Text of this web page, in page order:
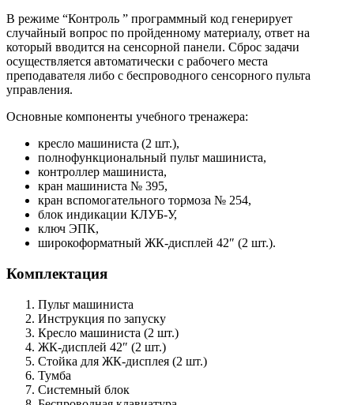
В режиме “Контроль ” программный код генерирует
случайный вопрос по пройденному материалу, ответ на
который вводится на сенсорной панели. Сброс задачи
осуществляется автоматически с рабочего места
преподавателя либо с беспроводного сенсорного пульта
управления.
Основные компоненты учебного тренажера:
кресло машиниста (2 шт.),
полнофункциональный пульт машиниста,
контроллер машиниста,
кран машиниста № 395,
кран вспомогательного тормоза № 254,
блок индикации КЛУБ-У,
ключ ЭПК,
широкоформатный ЖК-дисплей 42″ (2 шт.).
Комплектация
Пульт машиниста
Инструкция по запуску
Кресло машиниста (2 шт.)
ЖК-дисплей 42″ (2 шт.)
Стойка для ЖК-дисплея (2 шт.)
Тумба
Системный блок